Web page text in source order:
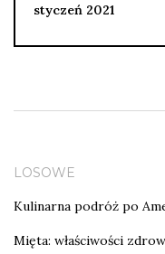
styczeń 2021
LOSOWE
Kulinarna podróż po
Mięta: właściwości